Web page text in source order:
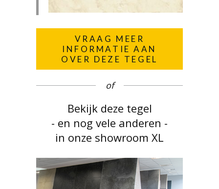
VRAAG MEER
INFORMATIE AAN
OVER DEZE TEGEL
of
Bekijk deze tegel
- en nog vele anderen -
in onze showroom XL